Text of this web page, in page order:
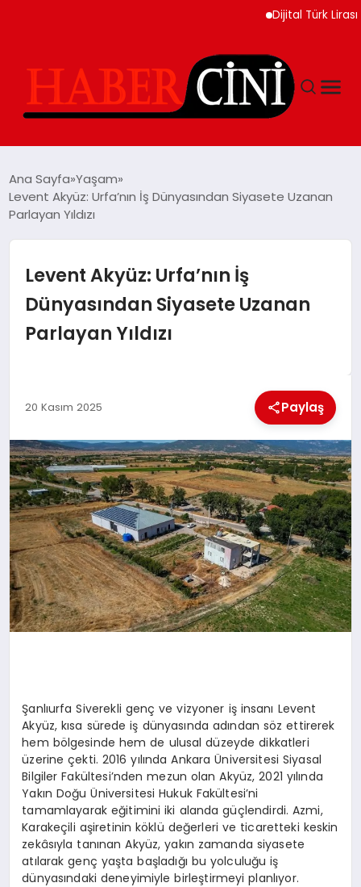
Dijital Türk Lirası
YAŞAM
GÜNCEL
TEKNOLOJI
GENEL
EKONOMI
YEREL HABERLER
GÜNDEM
Ana Sayfa Yaşam
Levent Akyüz: Urfa’nın İş Dünyasından Siyasete Uzanan
Parlayan Yıldızı
Levent Akyüz: Urfa’nın İş
Dünyasından Siyasete Uzanan
Parlayan Yıldızı
20 Kasım 2025 Paylaş
Şanlıurfa Siverekli genç ve vizyoner iş insanı Levent
Akyüz, kısa sürede iş dünyasında adından söz ettirerek
hem bölgesinde hem de ulusal düzeyde dikkatleri
üzerine çekti. 2016 yılında Ankara Üniversitesi Siyasal
Bilgiler Fakültesi’nden mezun olan Akyüz, 2021 yılında
Yakın Doğu Üniversitesi Hukuk Fakültesi’ni
tamamlayarak eğitimini iki alanda güçlendirdi. Azmi,
Karakeçili aşiretinin köklü değerleri ve ticaretteki keskin
zekâsıyla tanınan Akyüz, yakın zamanda siyasete
atılarak genç yaşta başladığı bu yolculuğu iş
dünyasındaki deneyimiyle birleştirmeyi planlıyor.